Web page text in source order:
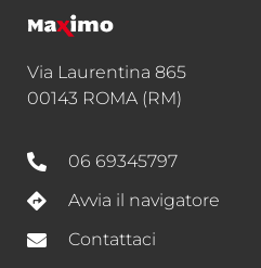
Via Laurentina 865
00143 ROMA (RM)
06 69345797
Avvia il navigatore
Contattaci